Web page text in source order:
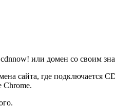
или домен со своим
сайта, где подключается
Chrome.